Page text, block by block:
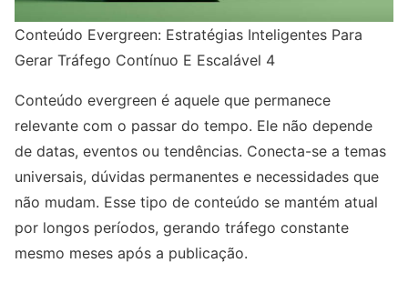
Conteúdo Evergreen: Estratégias Inteligentes Para
Gerar Tráfego Contínuo E Escalável 4
Conteúdo evergreen é aquele que permanece
relevante com o passar do tempo. Ele não depende
de datas, eventos ou tendências. Conecta-se a temas
universais, dúvidas permanentes e necessidades que
não mudam. Esse tipo de conteúdo se mantém atual
por longos períodos, gerando tráfego constante
mesmo meses após a publicação.